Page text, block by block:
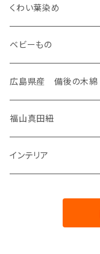
名刺入れ
がま口
装飾雑貨
ネックレス
タックピン
生活雑貨
マスク
座布団
くわい葉染め
御守り
御朱印帳
筆記帳
数寄屋袋
ベビーもの
広島県産 備後の木綿
福山真田紐
インテリア